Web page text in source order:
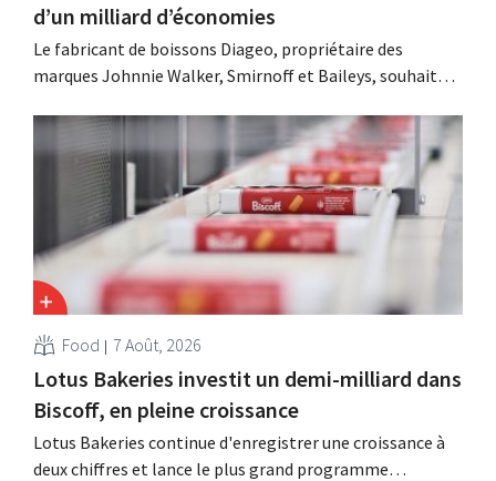
d’un milliard d’économies
Le fabricant de boissons Diageo, propriétaire des
marques Johnnie Walker, Smirnoff et Baileys, souhaite,
considérablement ses coûts tout en investissant dans la
croissance, notamment pour Guinness et les cocktails
prêts à boire.
Food 7 Août, 2026
Lotus Bakeries investit un demi-milliard dans
Biscoff, en pleine croissance
Lotus Bakeries continue d'enregistrer une croissance à
deux chiffres et lance le plus grand programme